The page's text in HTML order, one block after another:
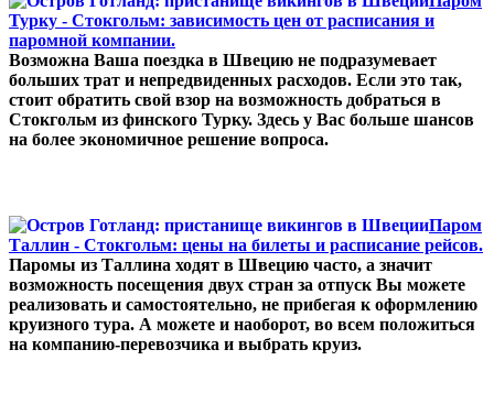
Турку - Стокгольм: зависимость цен от расписания и
паромной компании.
Возможна Ваша поездка в Швецию не подразумевает
больших трат и непредвиденных расходов. Если это так,
стоит обратить свой взор на возможность добраться в
Стокгольм из финского Турку. Здесь у Вас больше шансов
на более экономичное решение вопроса.
Паром
Таллин - Стокгольм: цены на билеты и расписание рейсов.
Паромы из Таллина ходят в Швецию часто, а значит
возможность посещения двух стран за отпуск Вы можете
реализовать и самостоятельно, не прибегая к оформлению
круизного тура. А можете и наоборот, во всем положиться
на компанию-перевозчика и выбрать круиз.